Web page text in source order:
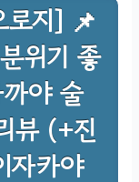
로지] 📌
위기 좋
야 술
뷰 (+진
자카야